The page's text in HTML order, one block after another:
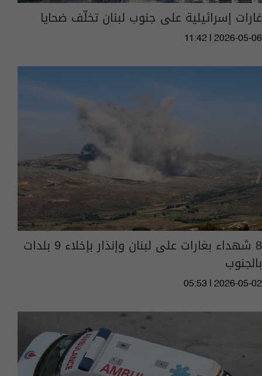
غارات إسرائيلية على جنوب لبنان تخلّف ضحايا
11:42 | 2026-05-06
8 شهداء بغارات على لبنان وإنذار بإخلاء 9 بلدات
بالجنوب
05:53 | 2026-05-02